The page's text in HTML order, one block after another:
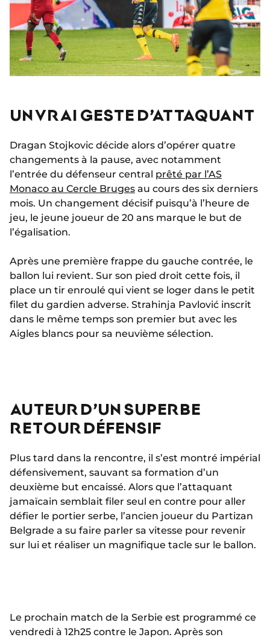
UN VRAI GESTE D’ATTAQUANT
Dragan Stojkovic décide alors d’opérer quatre
changements à la pause, avec notamment
l’entrée du défenseur central prêté par l’AS
Monaco au Cercle Bruges au cours des six derniers
mois. Un changement décisif puisqu’à l’heure de
jeu, le jeune joueur de 20 ans marque le but de
l’égalisation.
Après une première frappe du gauche contrée, le
ballon lui revient. Sur son pied droit cette fois, il
place un tir enroulé qui vient se loger dans le petit
filet du gardien adverse. Strahinja Pavlović inscrit
dans le même temps son premier but avec les
Aigles blancs pour sa neuvième sélection.
AUTEUR D’UN SUPERBE
RETOUR DÉFENSIF
Plus tard dans la rencontre, il s’est montré impérial
défensivement, sauvant sa formation d’un
deuxième but encaissé. Alors que l’attaquant
jamaïcain semblait filer seul en contre pour aller
défier le portier serbe, l’ancien joueur du Partizan
Belgrade a su faire parler sa vitesse pour revenir
sur lui et réaliser un magnifique tacle sur le ballon.
Le prochain match de la Serbie est programmé ce
vendredi à 12h25 contre le Japon. Après son